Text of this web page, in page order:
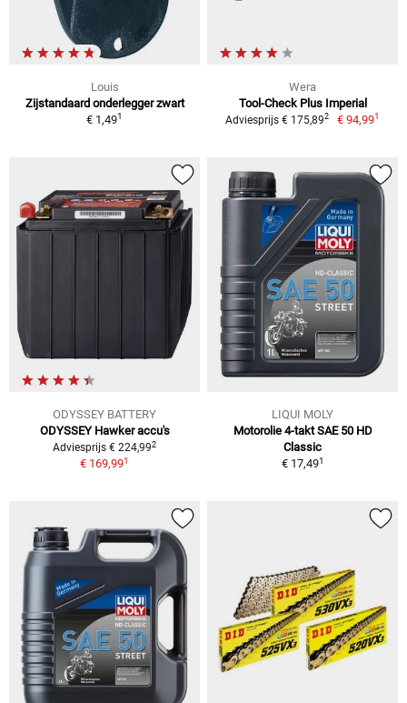
Louis
Zijstandaard onderlegger zwart
€ 1,491
Wera
Tool-Check Plus Imperial
Adviesprijs € 175,892 € 94,991
ODYSSEY BATTERY
ODYSSEY Hawker accu's
Adviesprijs € 224,992
€ 169,991
LIQUI MOLY
Motorolie 4-takt SAE 50 HD
Classic
€ 17,491